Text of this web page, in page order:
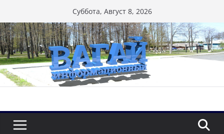
к
содержимому
Суббота, Август 8, 2026